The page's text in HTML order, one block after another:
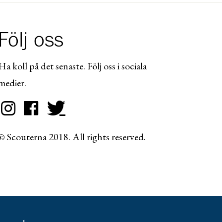
Följ oss
koll på det senaste. Följ oss i sociala
Scouterna 2018. All rights reserved.